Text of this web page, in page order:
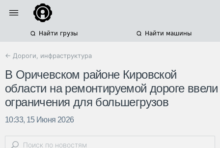
Найти грузы Найти машины
← Дороги, инфраструктура
В Оричевском районе Кировской
области на ремонтируемой дороге ввели
ограничения для большегрузов
10:33, 15 Июня 2026